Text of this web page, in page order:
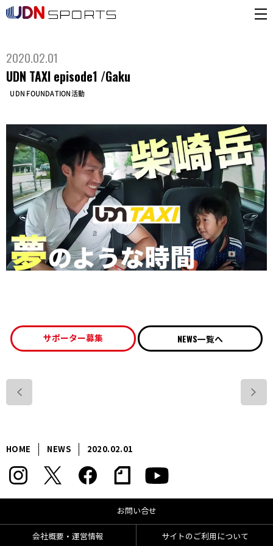
2020.02.01
UDN TAXI episode1 /Gaku
UDN FOUNDATION活動
サポーター募集 NEWS一覧へ
HOME NEWS 2020.02.01
お問い合せ
会社概要・運営情報 サイトのご利用について